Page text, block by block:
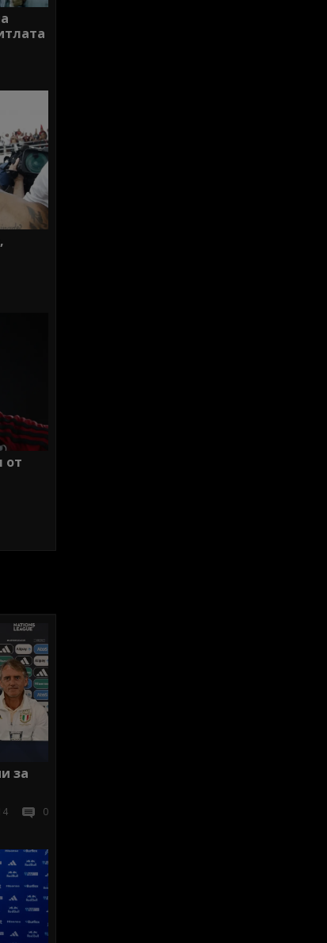
от
за
0